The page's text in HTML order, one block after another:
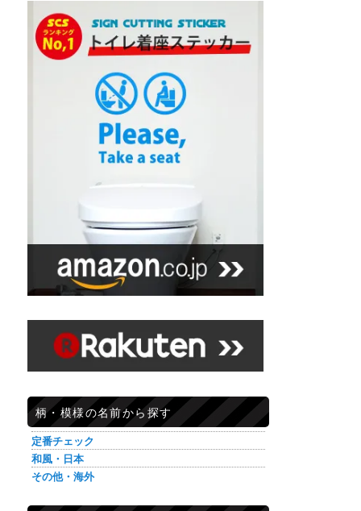
柄・模様の名前から探す
定番チェック
和風・日本
その他・海外